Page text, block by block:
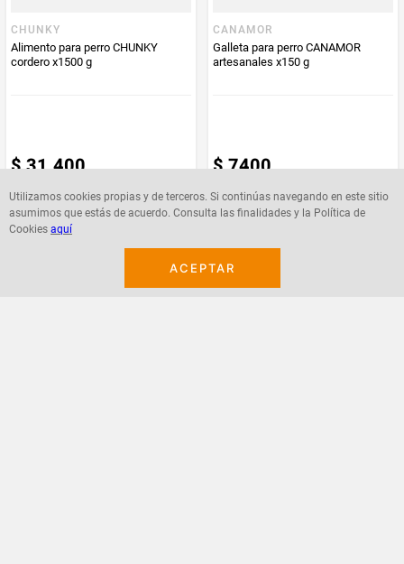
Utilizamos cookies propias y de terceros. Si continúas navegando en este sitio
asumimos que estás de acuerdo. Consulta las finalidades y la Política de
Cookies aquí
ACEPTAR
CHUNKY
Alimento para perro CHUNKY
cordero x1500 g
$31.400
CANAMOR
Galleta para perro CANAMOR
artesanales x150 g
$7400